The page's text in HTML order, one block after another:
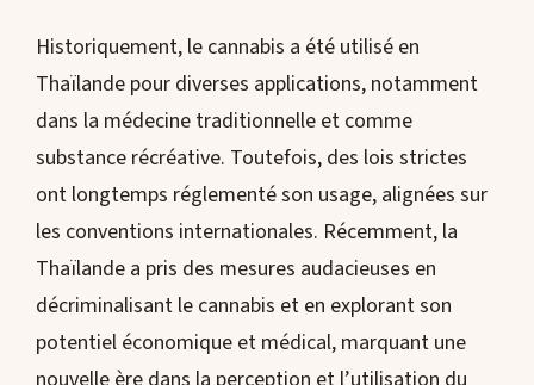
Historiquement, le cannabis a été utilisé en
Thaïlande pour diverses applications, notamment
dans la médecine traditionnelle et comme
substance récréative. Toutefois, des lois strictes
ont longtemps réglementé son usage, alignées sur
les conventions internationales. Récemment, la
Thaïlande a pris des mesures audacieuses en
décriminalisant le cannabis et en explorant son
potentiel économique et médical, marquant une